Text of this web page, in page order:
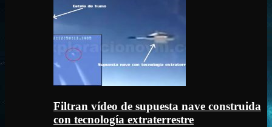
Filtran vídeo de supuesta nave construida
con tecnología extraterrestre